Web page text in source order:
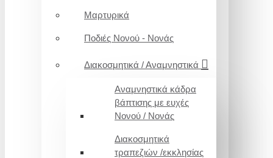
Μαρτυρικά
Ποδιές Νονού - Νονάς
Διακοσμητικά / Αναμνηστικά
Αναμνηστικά κάδρα
βάπτισης με ευχές
Νονού / Νονάς
Διακοσμητικά
τραπεζιών /εκκλησίας